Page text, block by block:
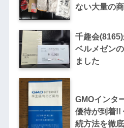
ない大量の
千趣会
ベルメゼン
ました
GMOインタ
優待が到着!!
続方法を徹